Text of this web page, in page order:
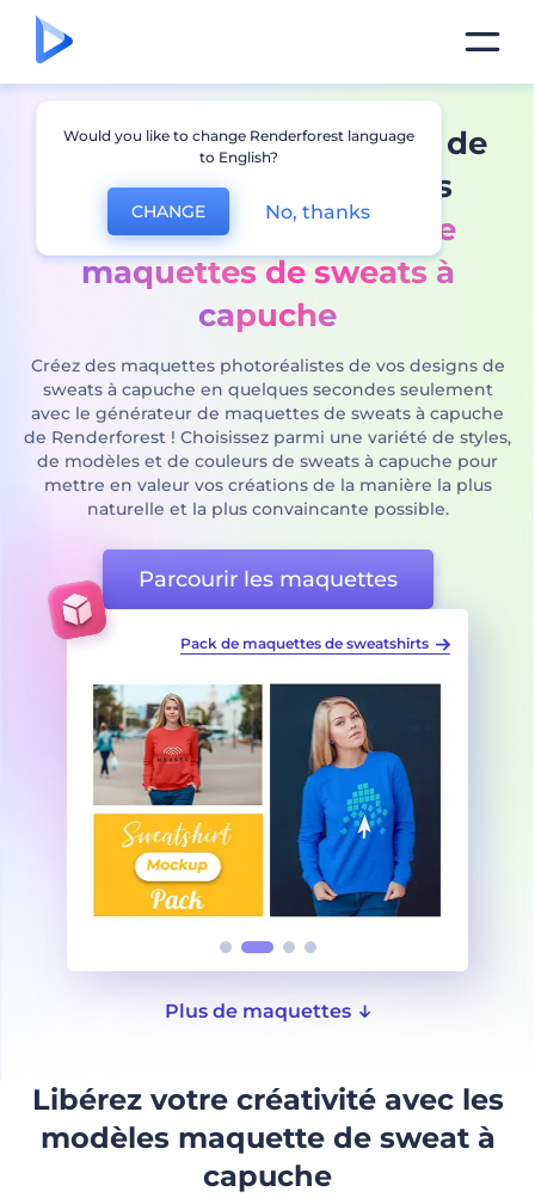
Mettez en valeur le style de
votre marque avec nos
générateur puissant de
maquettes de sweats à
capuche
Créez des maquettes photoréalistes de vos designs de
sweats à capuche en quelques secondes seulement
avec le générateur de maquettes de sweats à capuche
de Renderforest ! Choisissez parmi une variété de styles,
de modèles et de couleurs de sweats à capuche pour
mettre en valeur vos créations de la manière la plus
naturelle et la plus convaincante possible.
Parcourir les maquettes
Maquettes de sweatshirts à manches longues
Plus de maquettes
Libérez votre créativité avec les
modèles maquette de sweat à
capuche
Would you like to change Renderforest language
to English?
CHANGE No, thanks